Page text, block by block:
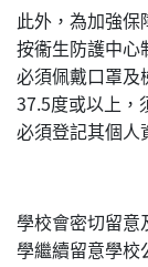
此外，為加強
按衞生防護中心
必須佩戴口罩及
37.5度或以上，
必須登記其個人
學校會密切留意
學繼續留意學校